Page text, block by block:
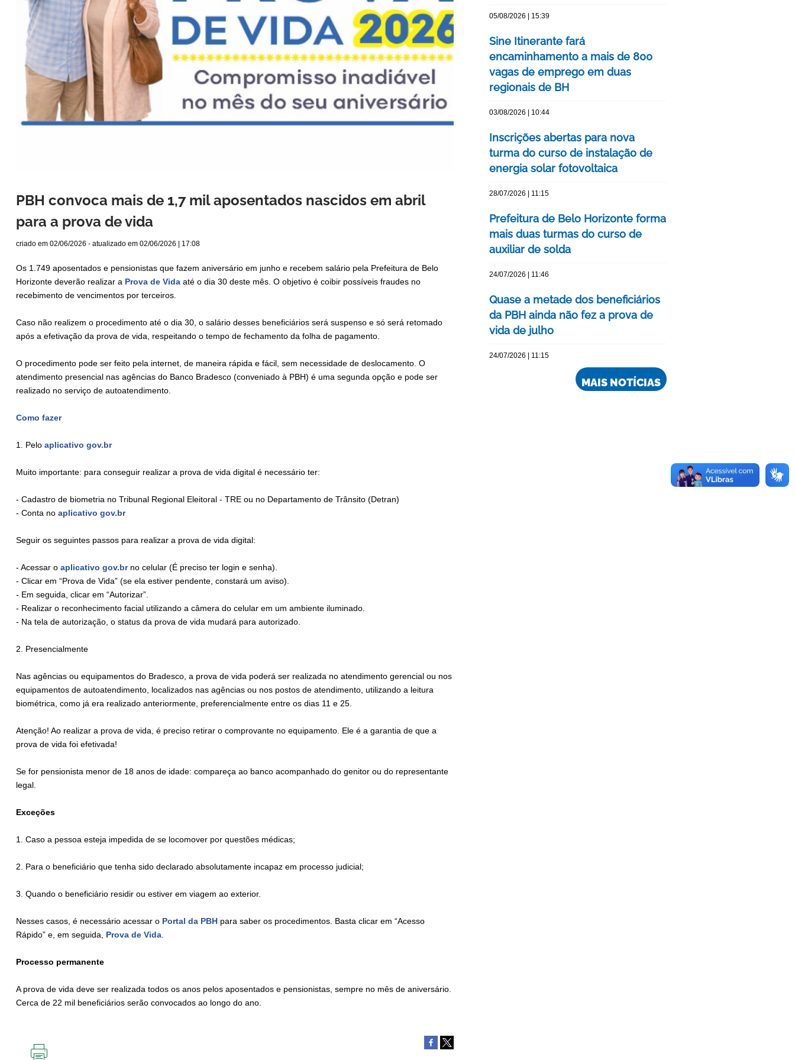
PBH convoca mais de 1,7 mil aposentados nascidos em abril
para a prova de vida
criado em 02/06/2026 - atualizado em 02/06/2026 | 17:08
Os 1.749 aposentados e pensionistas que fazem aniversário em junho e recebem salário pela Prefeitura de Belo
Horizonte deverão realizar a Prova de Vida até o dia 30 deste mês. O objetivo é coibir possíveis fraudes no
recebimento de vencimentos por terceiros.
Caso não realizem o procedimento até o dia 30, o salário desses beneficiários será suspenso e só será retomado
após a efetivação da prova de vida, respeitando o tempo de fechamento da folha de pagamento.
O procedimento pode ser feito pela internet, de maneira rápida e fácil, sem necessidade de deslocamento. O
atendimento presencial nas agências do Banco Bradesco (conveniado à PBH) é uma segunda opção e pode ser
realizado no serviço de autoatendimento.
Como fazer
1. Pelo aplicativo gov.br
Muito importante: para conseguir realizar a prova de vida digital é necessário ter:
- Cadastro de biometria no Tribunal Regional Eleitoral - TRE ou no Departamento de Trânsito (Detran)
- Conta no aplicativo gov.br
Seguir os seguintes passos para realizar a prova de vida digital:
- Acessar o aplicativo gov.brno celular (É preciso ter login e senha).
- Clicar em “Prova de Vida” (se ela estiver pendente, constará um aviso).
- Em seguida, clicar em “Autorizar”.
- Realizar o reconhecimento facial utilizando a câmera do celular em um ambiente iluminado.
- Na tela de autorização, o status da prova de vida mudará para autorizado.
2. Presencialmente
Nas agências ou equipamentos do Bradesco, a prova de vida poderá ser realizada no atendimento gerencial ou nos
equipamentos de autoatendimento, localizados nas agências ou nos postos de atendimento, utilizando a leitura
biométrica, como já era realizado anteriormente, preferencialmente entre os dias 11 e 25.
Atenção! Ao realizar a prova de vida, é preciso retirar o comprovante no equipamento. Ele é a garantia de que a
prova de vida foi efetivada!
Se for pensionista menor de 18 anos de idade: compareça ao banco acompanhado do genitor ou do representante
legal.
Exceções
1. Caso a pessoa esteja impedida de se locomover por questões médicas;
2. Para o beneficiário que tenha sido declarado absolutamente incapaz em processo judicial;
3. Quando o beneficiário residir ou estiver em viagem ao exterior.
Nesses casos, é necessário acessar o Portal da PBH para saber os procedimentos. Basta clicar em “Acesso
Rápido” e, em seguida, Prova de Vida.
Processo permanente
A prova de vida deve ser realizada todos os anos pelos aposentados e pensionistas, sempre no mês de aniversário.
Cerca de 22 mil beneficiários serão convocados ao longo do ano.
05/08/2026 | 15:39
Sine Itinerante fará
encaminhamento a mais de 800
vagas de emprego em duas
regionais de BH
03/08/2026 | 10:44
Inscrições abertas para nova
turma do curso de instalação de
energia solar fotovoltaica
28/07/2026 | 11:15
Prefeitura de Belo Horizonte forma
mais duas turmas do curso de
auxiliar de solda
24/07/2026 | 11:46
Quase a metade dos beneficiários
da PBH ainda não fez a prova de
vida de julho
24/07/2026 | 11:15
MAIS NOTÍCIAS